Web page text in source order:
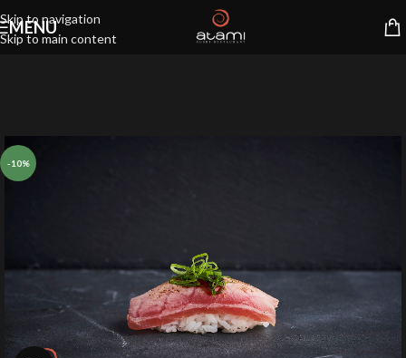
Skip to navigation
Skip to main content
MENU
-10%